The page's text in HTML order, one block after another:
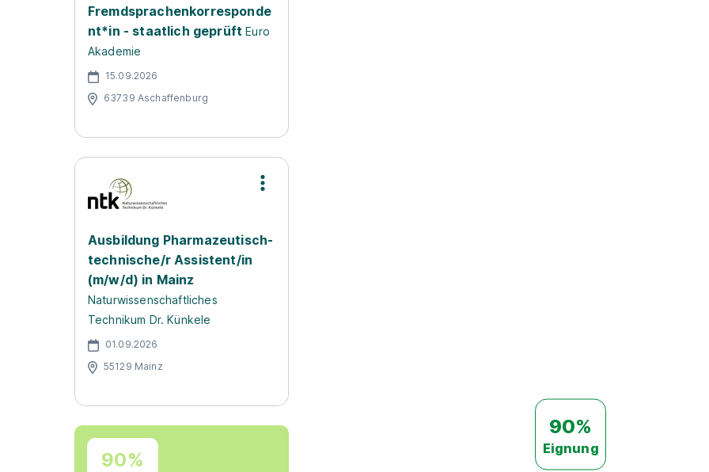
Fremdsprachenkorresponde
nt*in - staatlich geprüft Euro
Akademie
15.09.2026
63739 Aschaffenburg
Ausbildung Pharmazeutisch-
technische/r Assistent/in
(m/w/d) in Mainz
Naturwissenschaftliches
Technikum Dr. Künkele
01.09.2026
55129 Mainz
90%
90%
Eignung